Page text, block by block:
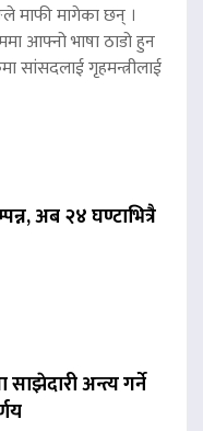
माफी मागेका छन् ।
आफ्नो भाषा ठाडो हुन
सांसदलाई गृहमन्त्रीलाई
अब २४ घण्टाभित्रै
अन्त्य गर्ने